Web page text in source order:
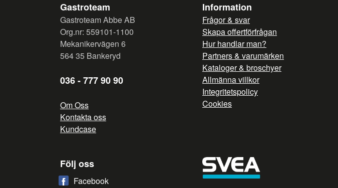
Gastroteam
Gastroteam Abbe AB
Org.nr: 559101-1100
Mekanikervägen 6
564 35 Bankeryd
036 - 777 90 90
Om Oss
Kontakta oss
Kundcase
Information
Frågor & svar
Skapa offertförfrågan
Hur handlar man?
Partners & varumärken
Kataloger & broschyer
Allmänna villkor
Integritetspolicy
Cookies
Följ oss
Facebook